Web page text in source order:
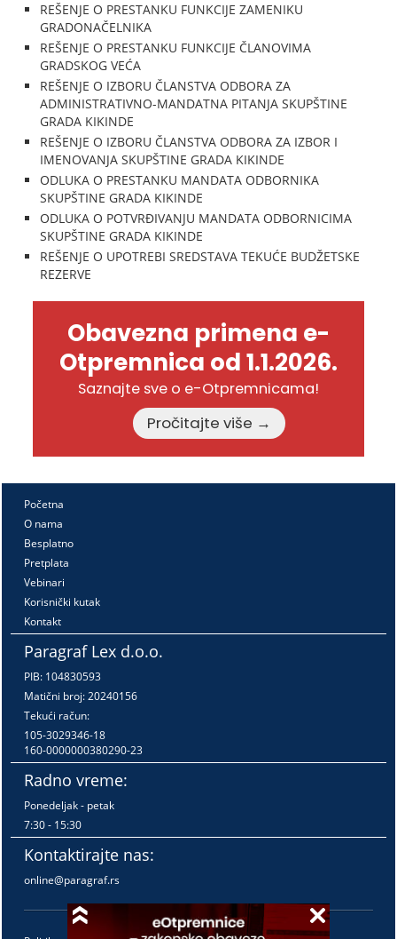
REŠENJE O PRESTANKU FUNKCIJE ZAMENIKU
GRADONAČELNIKA
REŠENJE O PRESTANKU FUNKCIJE ČLANOVIMA
GRADSKOG VEĆA
REŠENJE O IZBORU ČLANSTVA ODBORA ZA
ADMINISTRATIVNO-MANDATNA PITANJA SKUPŠTINE
GRADA KIKINDE
REŠENJE O IZBORU ČLANSTVA ODBORA ZA IZBOR I
IMENOVANJA SKUPŠTINE GRADA KIKINDE
ODLUKA O PRESTANKU MANDATA ODBORNIKA
SKUPŠTINE GRADA KIKINDE
ODLUKA O POTVRĐIVANJU MANDATA ODBORNICIMA
SKUPŠTINE GRADA KIKINDE
REŠENJE O UPOTREBI SREDSTAVA TEKUĆE BUDŽETSKE
REZERVE
Obavezna primena e-
Otpremnica od 1.1.2026.
Saznajte sve o e-Otpremnicama!
Pročitajte više →
Početna
O nama
Besplatno
Pretplata
Vebinari
Korisnički kutak
Kontakt
Paragraf Lex d.o.o.
PIB: 104830593
Matični broj: 20240156
Tekući račun:
105-3029346-18
160-0000000380290-23
Radno vreme:
Ponedeljak - petak
7:30 - 15:30
Kontaktirajte nas:
online@paragraf.rs